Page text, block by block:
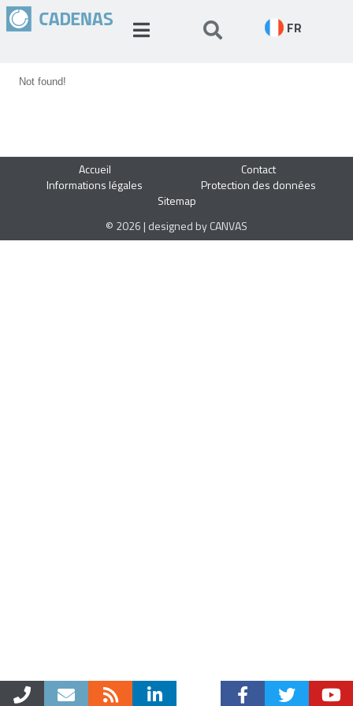
FR
Not found!
Accueil
Contact
Informations légales
Protection des données
Sitemap
© 2026 | designed by CANVAS